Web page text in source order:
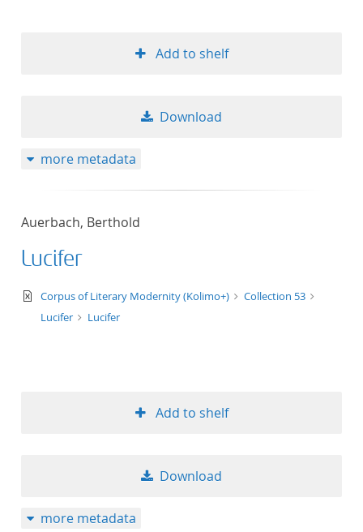
Add to shelf
Download
more metadata
Auerbach, Berthold
Lucifer
text/xml
Corpus of Literary Modernity (Kolimo+)
Collection 53
Lucifer
Lucifer
Add to shelf
Download
more metadata